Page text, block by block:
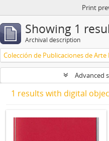
Print
Showing 1
Archival description
Advanced
1 results with digital